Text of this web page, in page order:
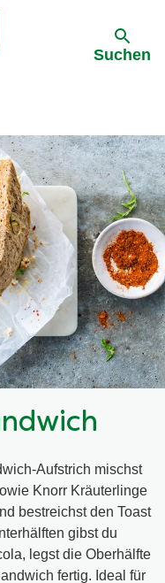
Suchen
Aufstrich mischst
Knorr Kräuterlinge
bestreichst den Toast
gibst du
legst die Oberhälfte
fertig. Ideal für